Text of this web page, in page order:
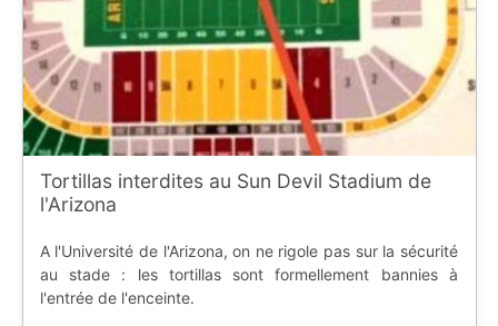
Tortillas interdites au Sun Devil Stadium de
l'Arizona
A l'Université de l'Arizona, on ne rigole pas sur la sécurité
au stade : les tortillas sont formellement bannies à
l'entrée de l'enceinte.